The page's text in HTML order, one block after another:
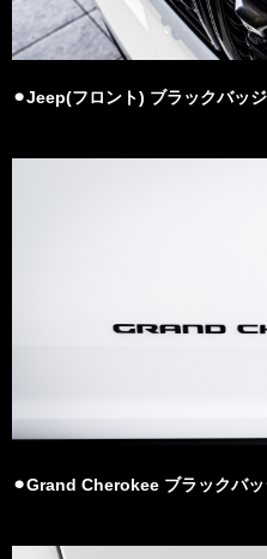
⚫︎Jeep(フロント) ブラックバッジ
⚫︎Grand Cherokee ブラックバ